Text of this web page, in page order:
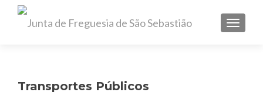
Transportes Públicos